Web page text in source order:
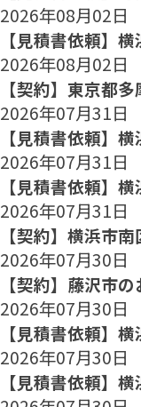
2026年08月02日
【見積書依頼】
2026年08月02日
【契約】東京都
2026年07月31日
【見積書依頼】
2026年07月31日
【見積書依頼】
2026年07月31日
【契約】横浜市
2026年07月30日
【契約】藤沢市
2026年07月30日
【見積書依頼】
2026年07月30日
【見積書依頼】